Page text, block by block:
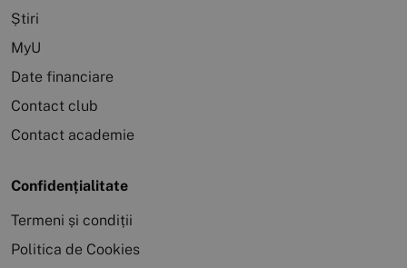
Știri
MyU
Date financiare
Contact club
Contact academie
Confidențialitate
Termeni și condiții
Politica de Cookies